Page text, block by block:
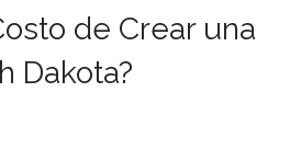
de Crear una
Dakota?